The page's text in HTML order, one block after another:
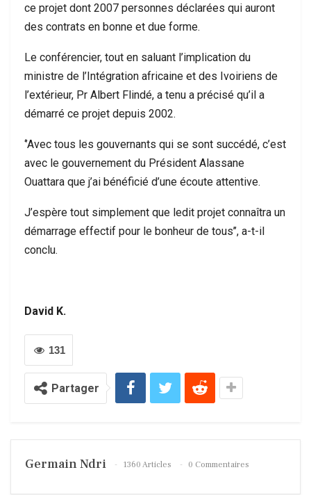
ce projet dont 2007 personnes déclarées qui auront
des contrats en bonne et due forme.
Le conférencier, tout en saluant l’implication du
ministre de l’Intégration africaine et des Ivoiriens de
l’extérieur, Pr Albert Flindé, a tenu a précisé qu’il a
démarré ce projet depuis 2002.
‘’Avec tous les gouvernants qui se sont succédé, c’est
avec le gouvernement du Président Alassane
Ouattara que j’ai bénéficié d’une écoute attentive.
J’espère tout simplement que ledit projet connaîtra un
démarrage effectif pour le bonheur de tous’’, a-t-il
conclu.
David K.
131
Partager
Germain Ndri 1360 Articles 0 Commentaires